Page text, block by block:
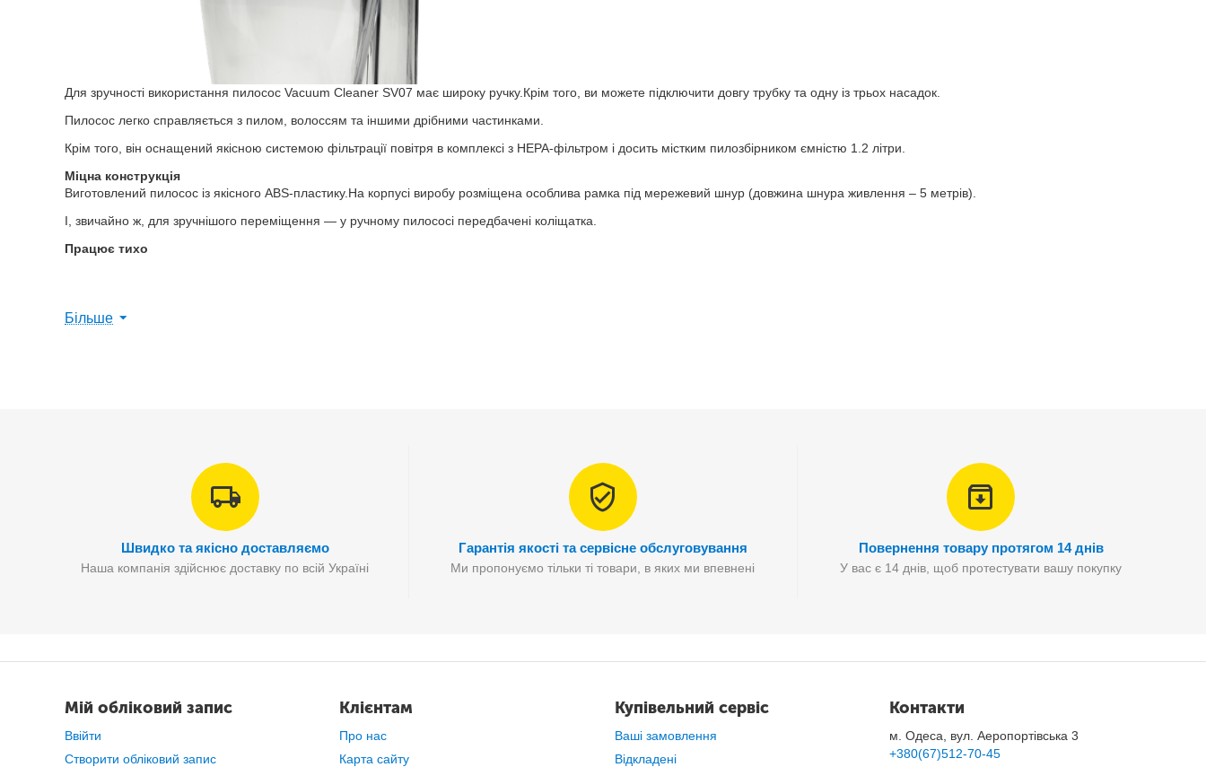
Для зручності використання пилосос Vacuum Cleaner SV07 має широку ручку.Крім того, ви можете підключити довгу трубку та одну із трьох насадок.
Пилосос легко справляється з пилом, волоссям та іншими дрібними частинками.
Крім того, він оснащений якісною системою фільтрації повітря в комплексі з HEPA-фільтром і досить містким пилозбірником ємністю 1.2 літри.
Міцна конструкція
Виготовлений пилосос із якісного ABS-пластику.На корпусі виробу розміщена особлива рамка під мережевий шнур (довжина шнура живлення – 5 метрів).
І, звичайно ж, для зручнішого переміщення — у ручному пилососі передбачені коліщатка.
Працює тихо
Пилосос Vacuum Cleaner SV07
Більше
Швидко та якісно доставляємо
Наша компанія здійснює доставку по всій Україні
Гарантія якості та сервісне обслуговування
Ми пропонуємо тільки ті товари, в яких ми впевнені
Повернення товару протягом 14 днів
У вас є 14 днів, щоб протестувати вашу покупку
Мій обліковий запис
Ввійти
Створити обліковий запис
Клієнтам
Про нас
Карта сайту
Купівельний сервіс
Ваші замовлення
Відкладені
Контакти
м. Одеса, вул. Аеропортівська 3
+380(67)512-70-45